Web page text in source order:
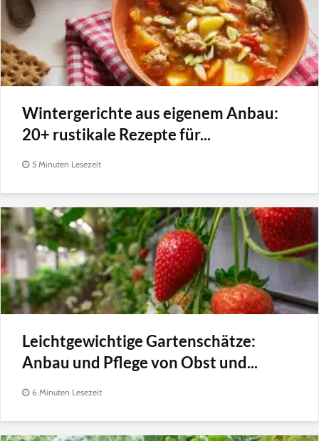
Wintergerichte aus eigenem Anbau:
20+ rustikale Rezepte für...
5 Minuten Lesezeit
Leichtgewichtige Gartenschätze:
Anbau und Pflege von Obst und...
6 Minuten Lesezeit